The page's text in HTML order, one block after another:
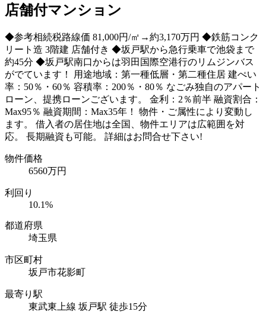
店舗付マンション
◆参考相続税路線価 81,000円/㎡→約3,170万円 ◆鉄筋コンク
リート造 3階建 店舗付き ◆坂戸駅から急行乗車で池袋まで
約45分 ◆坂戸駅南口からは羽田国際空港行のリムジンバス
がでています！ 用途地域：第一種低層・第二種住居 建ぺい
率：50％・60％ 容積率：200％・80％ なごみ独自のアパート
ローン、提携ローンございます。 金利：2％前半 融資割合：
Max95％ 融資期間：Max35年！ 物件・ご属性により変動し
ます。 借入者の居住地は全国、物件エリアは広範囲を対
応。 長期融資も可能。 詳細はお問合せ下さい!
物件価格
6560万円
利回り
10.1%
都道府県
埼玉県
市区町村
坂戸市花影町
最寄り駅
東武東上線 坂戸駅 徒歩15分